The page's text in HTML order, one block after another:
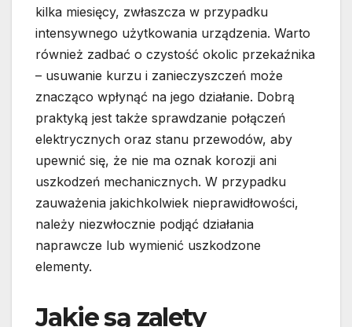
kilka miesięcy, zwłaszcza w przypadku
intensywnego użytkowania urządzenia. Warto
również zadbać o czystość okolic przekaźnika
– usuwanie kurzu i zanieczyszczeń może
znacząco wpłynąć na jego działanie. Dobrą
praktyką jest także sprawdzanie połączeń
elektrycznych oraz stanu przewodów, aby
upewnić się, że nie ma oznak korozji ani
uszkodzeń mechanicznych. W przypadku
zauważenia jakichkolwiek nieprawidłowości,
należy niezwłocznie podjąć działania
naprawcze lub wymienić uszkodzone
elementy.
Jakie są zalety